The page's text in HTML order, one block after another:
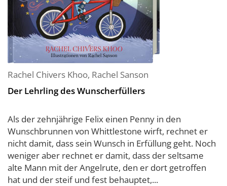
Rachel Chivers Khoo, Rachel Sanson
Der Lehrling des Wunscherfüllers
Als der zehnjährige Felix einen Penny in den
Wunschbrunnen von Whittlestone wirft, rechnet er
nicht damit, dass sein Wunsch in Erfüllung geht. Noch
weniger aber rechnet er damit, dass der seltsame
alte Mann mit der Angelrute, den er dort getroffen
hat und der steif und fest behauptet,...